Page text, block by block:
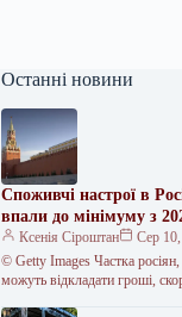
Останні новини
Споживчі настрої в
впали до мінімуму з
Ксенія Сіроштан
Сер
© Getty Images Частка росіян,
можуть відкладати гроші,